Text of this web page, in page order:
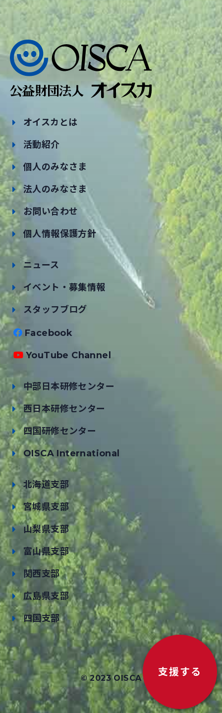
支援する
オイスカとは
活動紹介
個人のみなさま
法人のみなさま
お問い合わせ
個人情報保護方針
ニュース
イベント・募集情報
スタッフブログ
Facebook
YouTube Channel
中部日本研修センター
西日本研修センター
四国研修センター
OISCA International
北海道支部
宮城県支部
山梨県支部
富山県支部
関西支部
広島県支部
四国支部
© 2023 OISCA